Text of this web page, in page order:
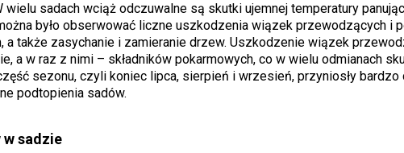
sadach wciąż odczuwalne są skutki ujemnej temperatury
było obserwować liczne uszkodzenia wiązek przewodzących i
także zasychanie i zamieranie drzew. Uszkodzenie wiązek
a w raz z nimi – składników pokarmowych, co w wielu odmianach
sezonu, czyli koniec lipca, sierpień i wrzesień, przyniosły bardzo
podtopienia sadów.
sadzie